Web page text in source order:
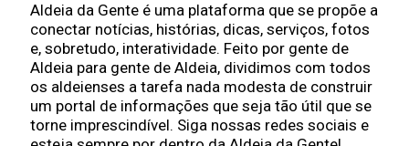
Aldeia da Gente é uma plataforma que se propõe a
conectar notícias, histórias, dicas, serviços, fotos
e, sobretudo, interatividade. Feito por gente de
Aldeia para gente de Aldeia, dividimos com todos
os aldeienses a tarefa nada modesta de construir
um portal de informações que seja tão útil que se
torne imprescindível. Siga nossas redes sociais e